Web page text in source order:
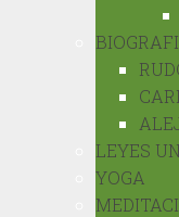
LEYES
YOGA